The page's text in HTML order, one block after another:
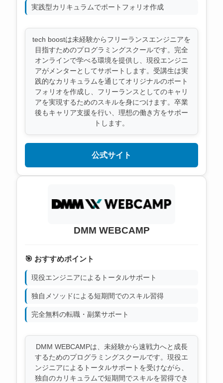
実践型カリキュラムでポートフォリオ作成
tech boostは未経験からフリーランスエンジニアを
目指すためのプログラミングスクールです。完全
オンラインで学べる環境を提供し、現役エンジニ
アがメンターとしてサポートします。受講生は実
践的なカリキュラムを通じてオリジナルのポート
フォリオを作成し、フリーランスとしてのキャリ
アを実現するためのスキルを身につけます。卒業
後もキャリア支援を行い、理想の働き方をサポー
トします。
公式サイト
DMM WEBCAMP
🎯 おすすめポイント
現役エンジニアによるトータルサポート
独自メソッドによる短期間でのスキル習得
完全無料の転職・副業サポート
DMM WEBCAMPは、未経験から速戦力へと成長
するためのプログラミングスクールです。現役エ
ンジニアによるトータルサポートを受けながら、
独自のカリキュラムで短期間でスキルを習得でき